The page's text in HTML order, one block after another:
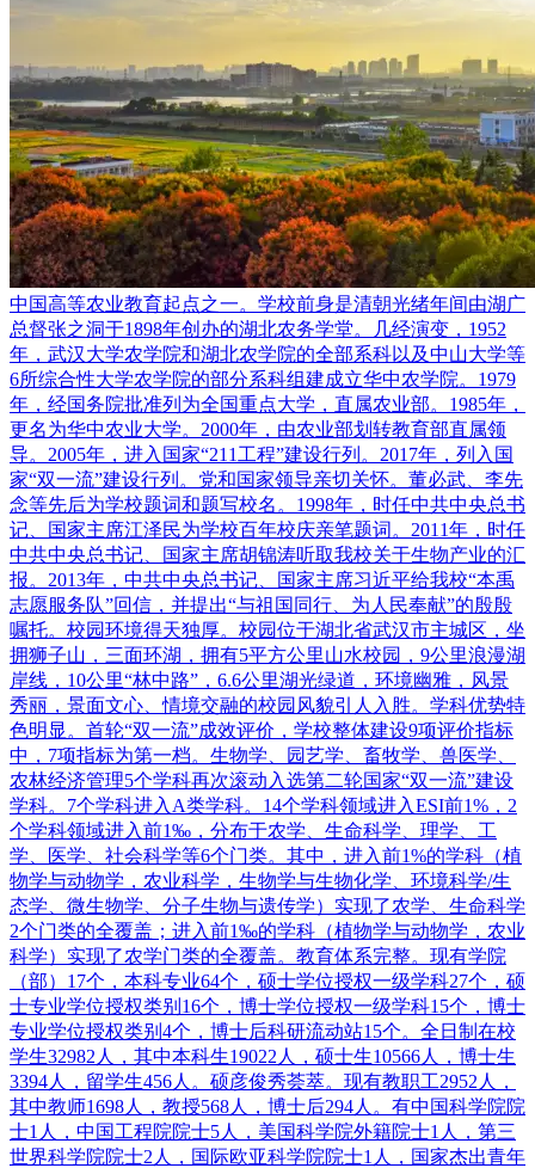
中国高等农业教育起点之一。学校前身是清朝光绪年间由湖广
总督张之洞于1898年创办的湖北农务学堂。几经演变，1952
年，武汉大学农学院和湖北农学院的全部系科以及中山大学等
6所综合性大学农学院的部分系科组建成立华中农学院。1979
年，经国务院批准列为全国重点大学，直属农业部。1985年，
更名为华中农业大学。2000年，由农业部划转教育部直属领
导。2005年，进入国家“211工程”建设行列。2017年，列入国
家“双一流”建设行列。党和国家领导亲切关怀。董必武、李先
念等先后为学校题词和题写校名。1998年，时任中共中央总书
记、国家主席江泽民为学校百年校庆亲笔题词。2011年，时任
中共中央总书记、国家主席胡锦涛听取我校关于生物产业的汇
报。2013年，中共中央总书记、国家主席习近平给我校“本禹
志愿服务队”回信，并提出“与祖国同行、为人民奉献”的殷殷
嘱托。校园环境得天独厚。校园位于湖北省武汉市主城区，坐
拥狮子山，三面环湖，拥有5平方公里山水校园，9公里浪漫湖
岸线，10公里“林中路”，6.6公里湖光绿道，环境幽雅，风景
秀丽，景面文心、情境交融的校园风貌引人入胜。学科优势特
色明显。首轮“双一流”成效评价，学校整体建设9项评价指标
中，7项指标为第一档。生物学、园艺学、畜牧学、兽医学、
农林经济管理5个学科再次滚动入选第二轮国家“双一流”建设
学科。7个学科进入A类学科。14个学科领域进入ESI前1%，2
个学科领域进入前1‰，分布于农学、生命科学、理学、工
学、医学、社会科学等6个门类。其中，进入前1%的学科（植
物学与动物学，农业科学，生物学与生物化学、环境科学/生
态学、微生物学、分子生物与遗传学）实现了农学、生命科学
2个门类的全覆盖；进入前1‰的学科（植物学与动物学，农业
科学）实现了农学门类的全覆盖。教育体系完整。现有学院
（部）17个，本科专业64个，硕士学位授权一级学科27个，硕
士专业学位授权类别16个，博士学位授权一级学科15个，博士
专业学位授权类别4个，博士后科研流动站15个。全日制在校
学生32982人，其中本科生19022人，硕士生10566人，博士生
3394人，留学生456人。硕彦俊秀荟萃。现有教职工2952人，
其中教师1698人，教授568人，博士后294人。有中国科学院院
士1人，中国工程院院士5人，美国科学院外籍院士1人，第三
世界科学院院士2人，国际欧亚科学院院士1人，国家杰出青年